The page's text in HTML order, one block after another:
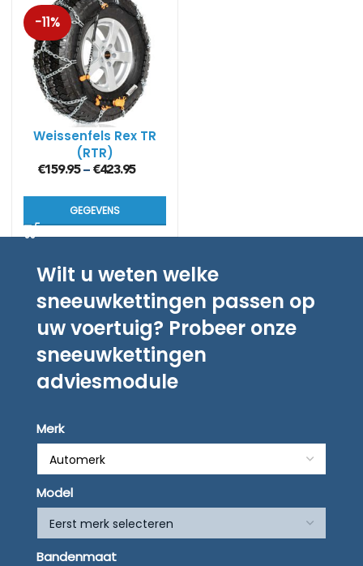
-11%
Weissenfels Rex TR
(RTR)
€159.95– €423.95
GEGEVENS
Wilt u weten welke
sneeuwkettingen passen op
uw voertuig? Probeer onze
sneeuwkettingen
adviesmodule
Merk
Model
Bandenmaat